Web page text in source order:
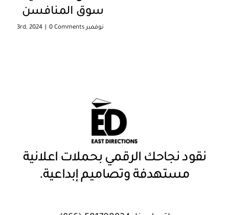
سوق المنافسن
نوفمبر 3rd, 2024 0 Comments
نقود نجاحك الرقمي بحملات اعلانية
مستهدفة وتصاميم إبداعية.